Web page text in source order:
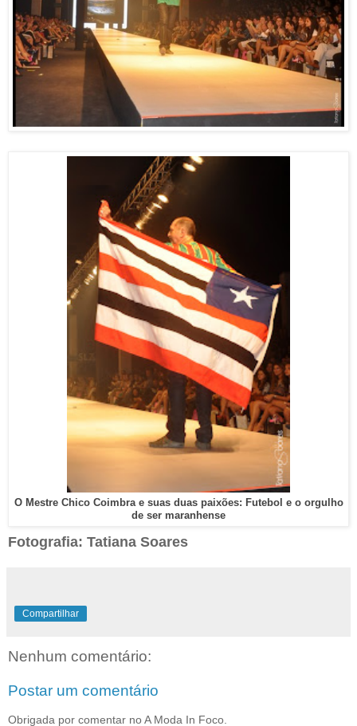
O Mestre Chico Coimbra e suas duas paixões: Futebol e o orgulho
de ser maranhense
Fotografia: Tatiana Soares
Compartilhar
Nenhum comentário:
Postar um comentário
Obrigada por comentar no A Moda In Foco.